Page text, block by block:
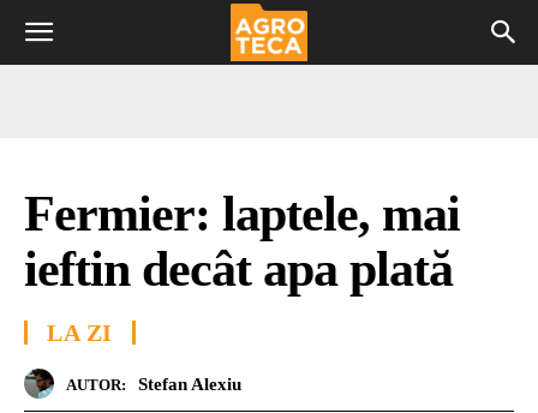
Fermier: laptele, mai
ieftin decât apa plată
LA ZI
AUTOR: Stefan Alexiu